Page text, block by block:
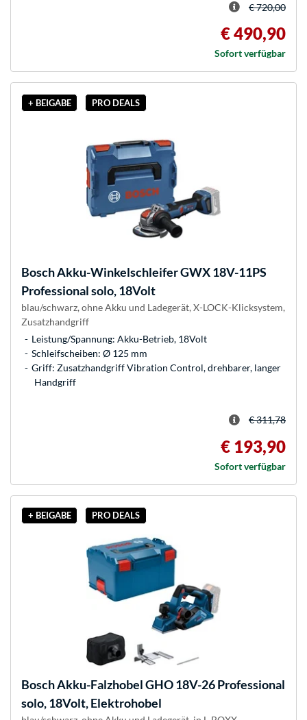
€ 720,00
€ 490,90
Sofort verfügbar
+ BEIGABE PRO DEALS
BoschAkku-Winkelschleifer GWX 18V-11PS
Professional solo, 18Volt
blau/schwarz, ohne Akku und Ladegerät, X-LOCK-Klicksystem,
Zusatzhandgriff
Leistung/Spannung: Akku-Betrieb, 18Volt
Schleifscheiben: Ø 125 mm
Griff: Zusatzhandgriff Vibration Control, drehbarer, langer
Handgriff
€ 311,78
€ 193,90
Sofort verfügbar
+ BEIGABE PRO DEALS
BoschAkku-Falzhobel GHO 18V-26 Professional
solo, 18Volt, Elektrohobel